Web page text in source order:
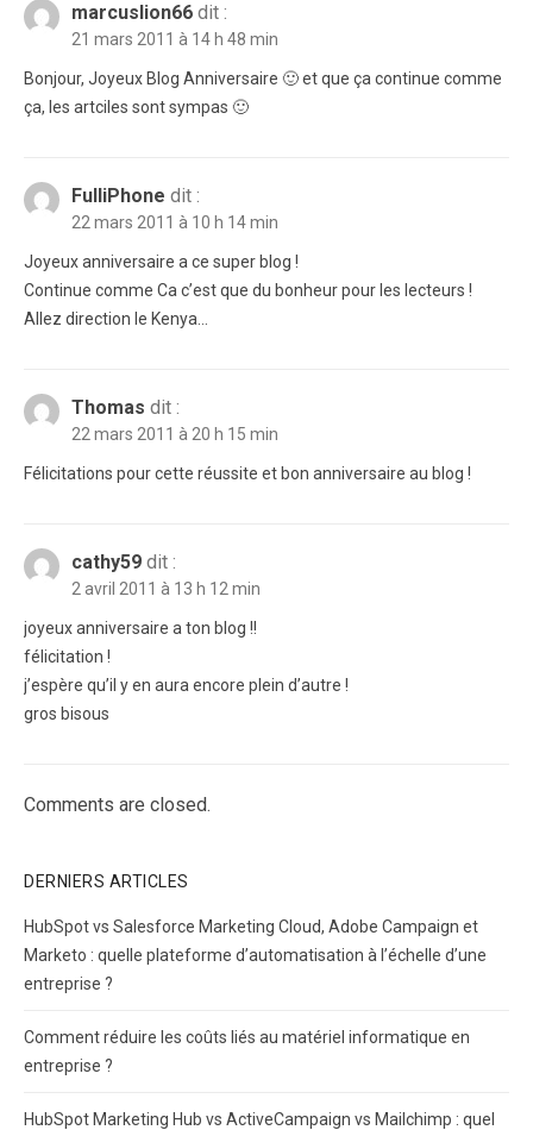
marcuslion66 dit :
21 mars 2011 à 14 h 48 min
Bonjour, Joyeux Blog Anniversaire 🙂 et que ça continue comme
ça, les artciles sont sympas 🙂
FulliPhone dit :
22 mars 2011 à 10 h 14 min
Joyeux anniversaire a ce super blog !
Continue comme Ca c’est que du bonheur pour les lecteurs !
Allez direction le Kenya…
Thomas dit :
22 mars 2011 à 20 h 15 min
Félicitations pour cette réussite et bon anniversaire au blog !
cathy59 dit :
2 avril 2011 à 13 h 12 min
joyeux anniversaire a ton blog !!
félicitation !
j’espère qu’il y en aura encore plein d’autre !
gros bisous
Comments are closed.
DERNIERS ARTICLES
HubSpot vs Salesforce Marketing Cloud, Adobe Campaign et
Marketo : quelle plateforme d’automatisation à l’échelle d’une
entreprise ?
Comment réduire les coûts liés au matériel informatique en
entreprise ?
HubSpot Marketing Hub vs ActiveCampaign vs Mailchimp : quel